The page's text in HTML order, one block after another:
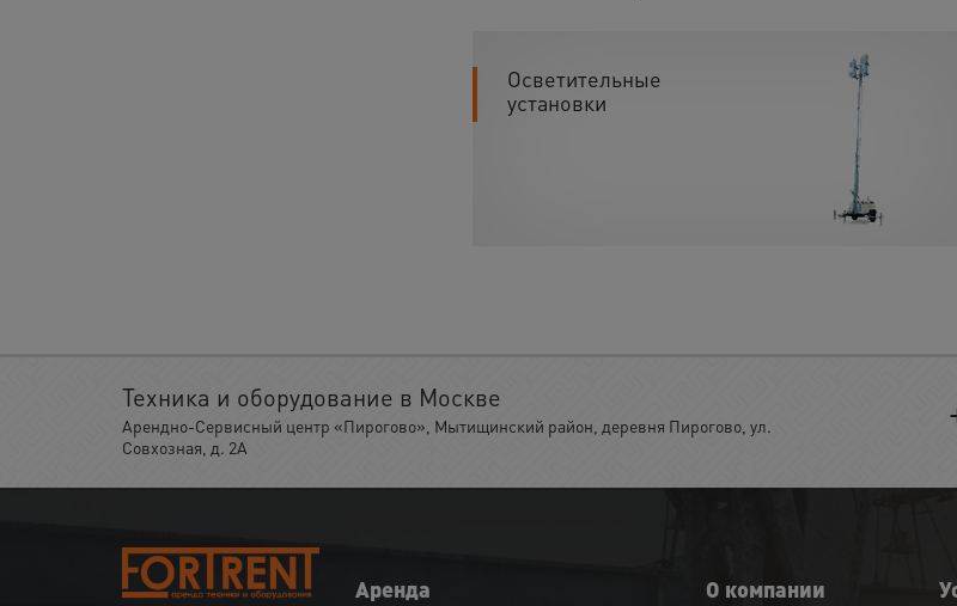
Осветительные
установки
Техника и оборудование в Москве
Арендно-Сервисный центр «Пирогово», Мытищинский район, деревня Пирогово, ул.
Совхозная, д. 2А
Аренда О компании